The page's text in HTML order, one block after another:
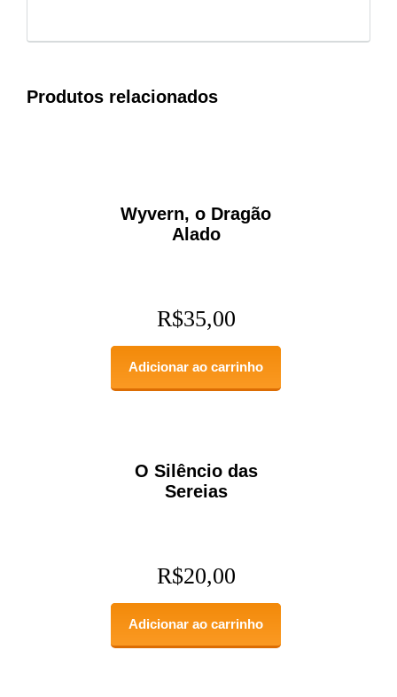
Produtos relacionados
Wyvern, o Dragão
Alado
R$35,00
Adicionar ao carrinho
O Silêncio das
Sereias
R$20,00
Adicionar ao carrinho